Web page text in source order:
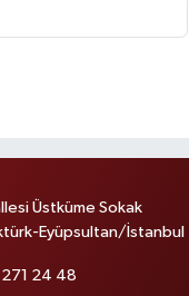
Üstküme Sokak
Eyüpsultan/İstanbul
24 48